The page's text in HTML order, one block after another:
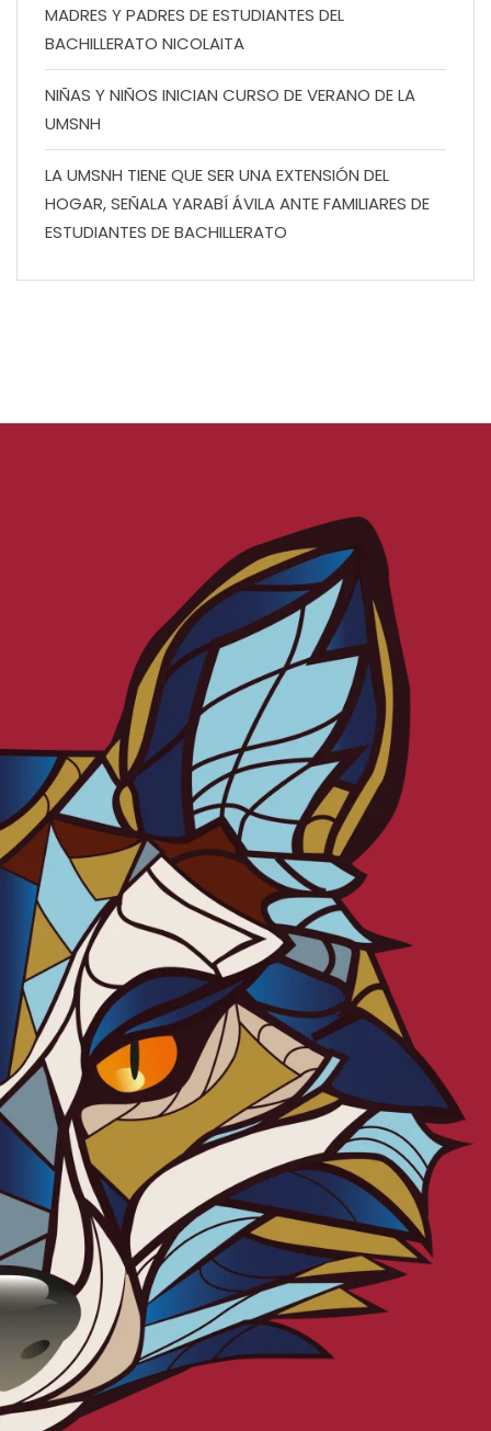
MADRES Y PADRES DE ESTUDIANTES DEL
BACHILLERATO NICOLAITA
NIÑAS Y NIÑOS INICIAN CURSO DE VERANO DE LA
UMSNH
LA UMSNH TIENE QUE SER UNA EXTENSIÓN DEL
HOGAR, SEÑALA YARABÍ ÁVILA ANTE FAMILIARES DE
ESTUDIANTES DE BACHILLERATO